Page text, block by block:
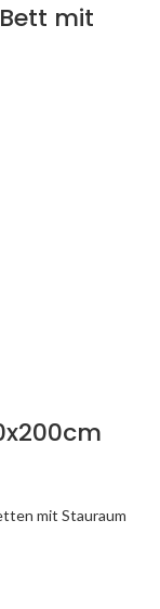
mit
mit Stauraum